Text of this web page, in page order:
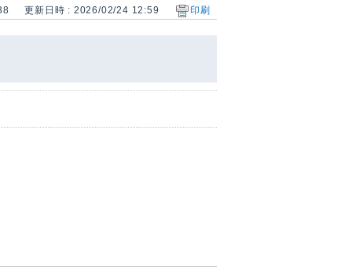
更新日時 : 2026/02/24 12:59 印刷